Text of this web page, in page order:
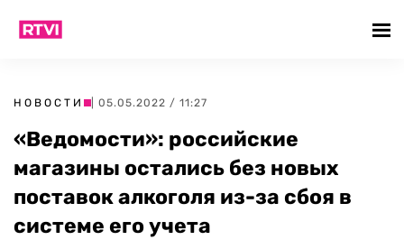
НОВОСТИ | 05.05.2022 / 11:27
«Ведомости»: российские
магазины остались без новых
поставок алкоголя из-за сбоя в
системе его учета